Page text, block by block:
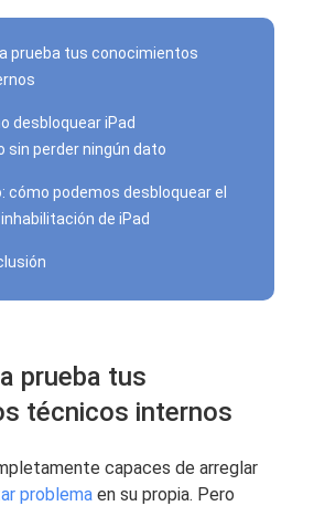
prueba tus conocimientos
desbloquear iPad
sin perder ningún dato
cómo podemos desbloquear el
de iPad
prueba tus
técnicos internos
capaces de arreglar
problema en su propia. Pero